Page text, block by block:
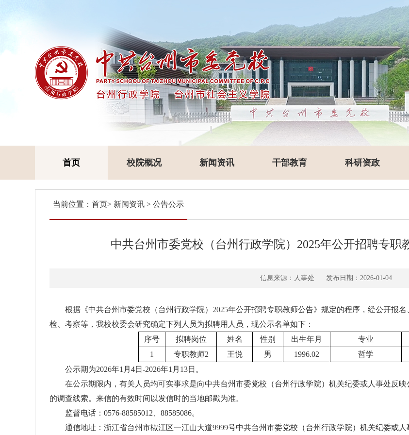
首页 校院概况 新闻资讯 干部教育 科研资政
当前位置： 首页> 新闻资讯 > 公告公示
中共台州市委党校（台州行政学院）2025年公开招聘专职
信息来源：人事处 发布日期：2026-01-04
根据《中共台州市委党校（台州行政学院）2025年公开招聘专职教师公告》规定的程序，经公开报
检、考察等，我校校委会研究确定下列人员为拟聘用人员，现公示名单如下：
序号
拟聘岗位 姓名 性别 出生年月 专业
1
专职教师2 王悦 男 1996.02 哲学
公示期为2026年1月4日-2026年1月13日。
在公示期限内，有关人员均可实事求是向中共台州市委党校（台州行政学院）机关纪委或人事处反
的调查线索。来信的有效时间以发信时的当地邮戳为准。
监督电话：0576-88585012、88585086。
通信地址：浙江省台州市椒江区一江山大道9999号中共台州市委党校（台州行政学院）机关纪委或人